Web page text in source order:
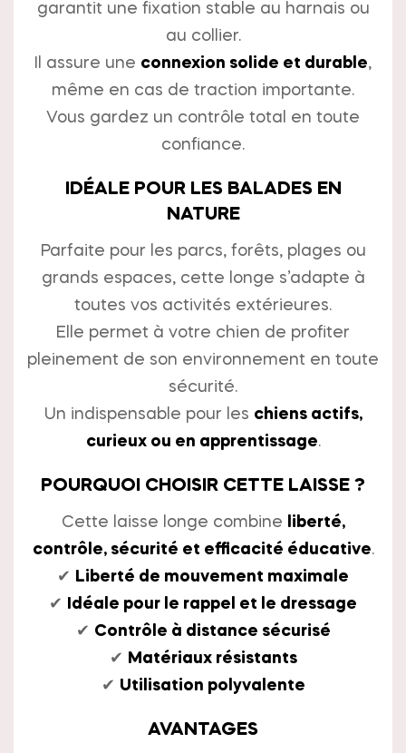
garantit une fixation stable au harnais ou
au collier.
Il assure une connexion solide et durable,
même en cas de traction importante.
Vous gardez un contrôle total en toute
confiance.
IDÉALE POUR LES BALADES EN
NATURE
Parfaite pour les parcs, forêts, plages ou
grands espaces, cette longe s’adapte à
toutes vos activités extérieures.
Elle permet à votre chien de profiter
pleinement de son environnement en toute
sécurité.
Un indispensable pour les chiens actifs,
curieux ou en apprentissage.
POURQUOI CHOISIR CETTE LAISSE ?
Cette laisse longe combine liberté,
contrôle, sécurité et efficacité éducative.
✔ Liberté de mouvement maximale
✔ Idéale pour le rappel et le dressage
✔ Contrôle à distance sécurisé
✔ Matériaux résistants
✔ Utilisation polyvalente
AVANTAGES